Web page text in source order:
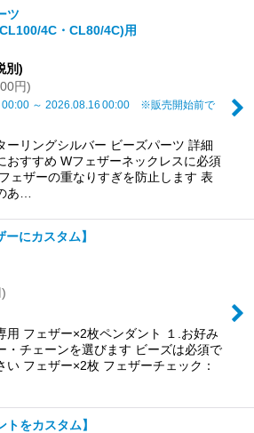
ツ
4C・CL80/4C)用
別)
円)
00:00 ～ 2026.08.16 00:00 ※販売開始前で
ーリングシルバー ビーズパーツ 詳細
おすすめ Wフェザーネックレスに必須
ェザーの重なりすぎを防止します 表
あ…
ーにカスタム】
)
用 フェザー×2枚ペンダント １.お好み
・チェーンを選びます ビーズは必須で
い フェザー×2枚 フェザーチェック：
トをカスタム】